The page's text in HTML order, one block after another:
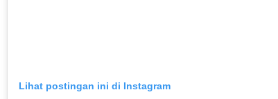
Lihat postingan ini di Instagram